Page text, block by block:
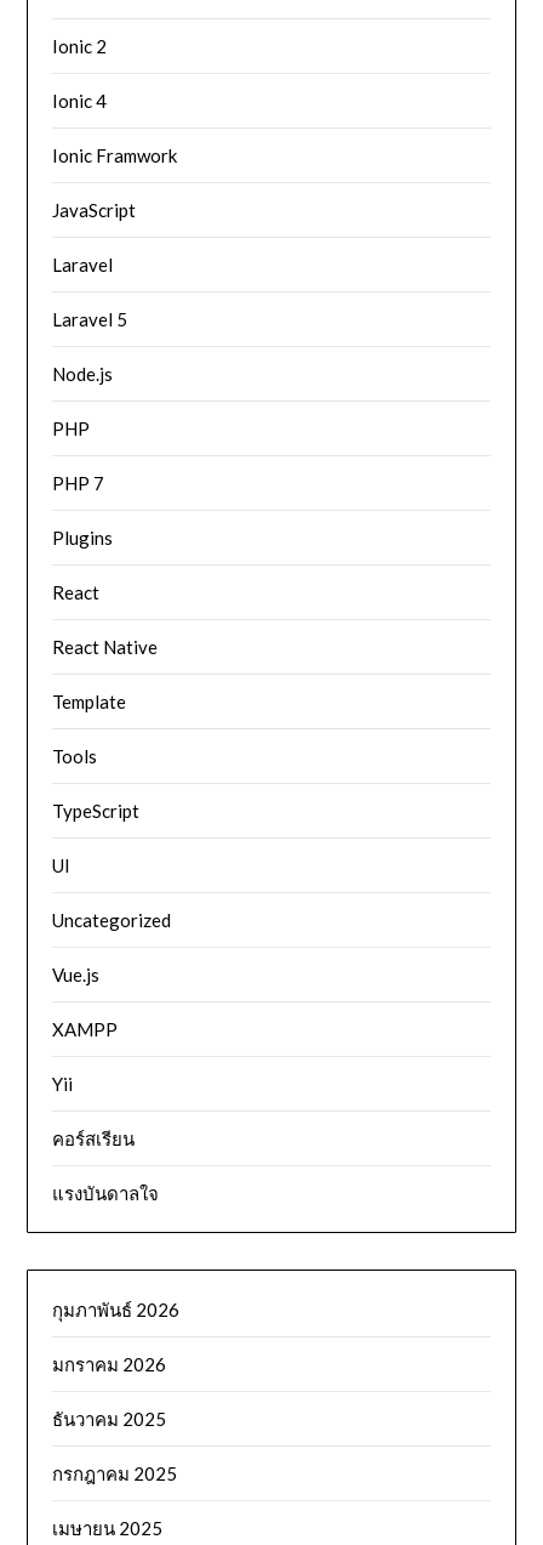
Ionic 2
Ionic 4
Ionic Framwork
JavaScript
Laravel
Laravel 5
Node.js
PHP
PHP 7
Plugins
React
React Native
Template
Tools
TypeScript
UI
Uncategorized
Vue.js
XAMPP
Yii
คอร์สเรียน
แรงบันดาลใจ
กุมภาพันธ์ 2026
มกราคม 2026
ธันวาคม 2025
กรกฎาคม 2025
เมษายน 2025